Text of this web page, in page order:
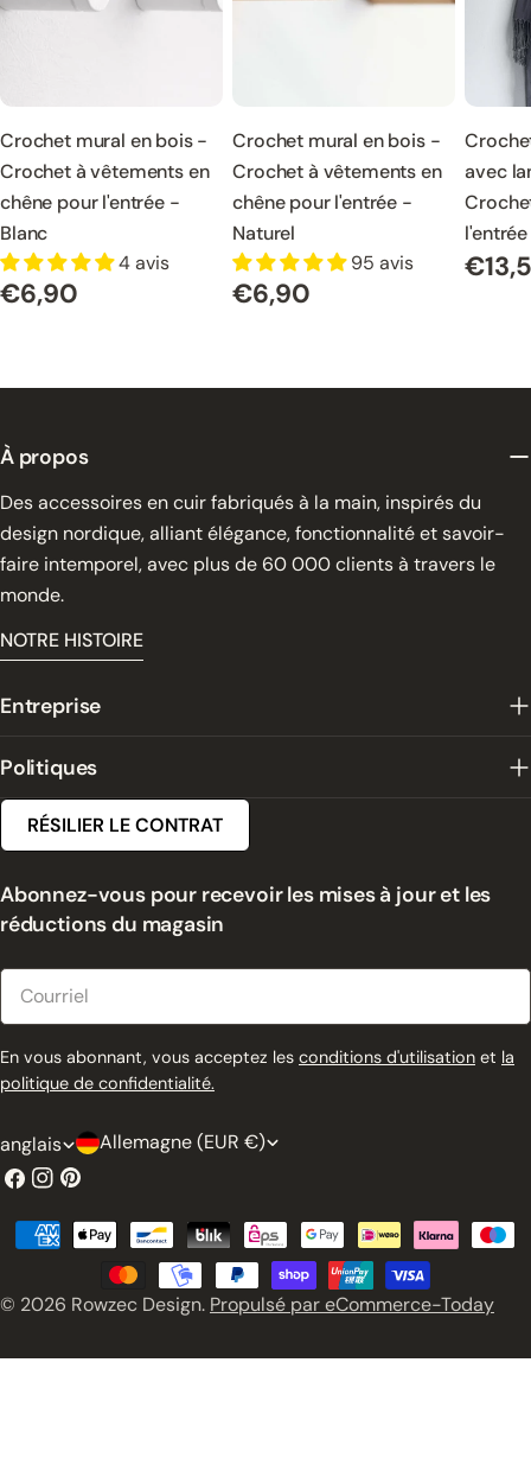
Crochet mural en bois -
Crochet à vêtements en
chêne pour l'entrée -
Blanc
4 avis
Prix
€6,90
Crochet mural en bois -
Crochet à vêtements en
chêne pour l'entrée -
Naturel
95 avis
Prix
€6,90
avec
Prix
À propos
Des accessoires en cuir fabriqués à la main, inspirés du
design nordique, alliant élégance, fonctionnalité et savoir-
faire intemporel, avec plus de 60 000 clients à travers le
monde.
NOTRE HISTOIRE
Entreprise
Politiques
Abonnez-vous pour recevoir les mises à jour et les
réductions du magasin
En vous abonnant, vous acceptez les conditions d'utilisation et la
politique de confidentialité.
RÉSILIER LE CONTRAT
L
a
n
u
anglais P
a
y
s
/
Allemagne (EUR €)
Facebook
Instagram
Pinterest
© 2026 Rowzec Design. Propulsé par eCommerce-Today
Modes
paiement